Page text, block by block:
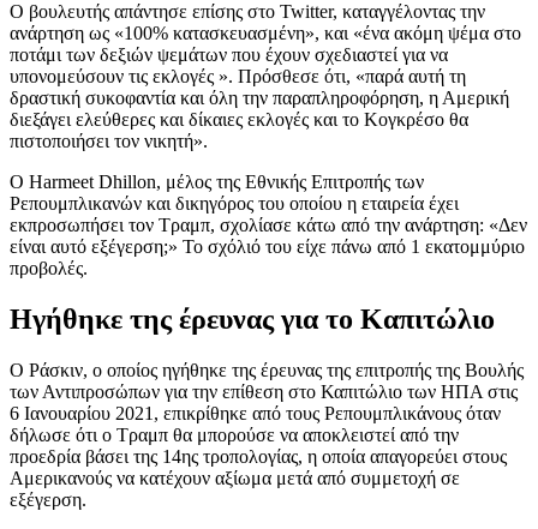
Ο βουλευτής απάντησε επίσης στο Twitter, καταγγέλοντας την
ανάρτηση ως «100% κατασκευασμένη», και «ένα ακόμη ψέμα στο
ποτάμι των δεξιών ψεμάτων που έχουν σχεδιαστεί για να
υπονομεύσουν τις εκλογές ». Πρόσθεσε ότι, «παρά αυτή τη
δραστική συκοφαντία και όλη την παραπληροφόρηση, η Αμερική
διεξάγει ελεύθερες και δίκαιες εκλογές και το Κογκρέσο θα
πιστοποιήσει τον νικητή».
Ο Harmeet Dhillon, μέλος της Εθνικής Επιτροπής των
Ρεπουμπλικανών και δικηγόρος του οποίου η εταιρεία έχει
εκπροσωπήσει τον Τραμπ, σχολίασε κάτω από την ανάρτηση: «Δεν
είναι αυτό εξέγερση;» Το σχόλιό του είχε πάνω από 1 εκατομμύριο
προβολές.
Ηγήθηκε της έρευνας για το Καπιτώλιο
Ο Ράσκιν, ο οποίος ηγήθηκε της έρευνας της επιτροπής της Βουλής
των Αντιπροσώπων για την επίθεση στο Καπιτώλιο των ΗΠΑ στις
6 Ιανουαρίου 2021, επικρίθηκε από τους Ρεπουμπλικάνους όταν
δήλωσε ότι ο Τραμπ θα μπορούσε να αποκλειστεί από την
προεδρία βάσει της 14ης τροπολογίας, η οποία απαγορεύει στους
Αμερικανούς να κατέχουν αξίωμα μετά από συμμετοχή σε
εξέγερση.